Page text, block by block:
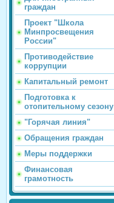
граждан
Проект "Школа
Минпросвещения
России"
Противодействие
коррупции
Капитальный ремонт
Подготовка к
отопительному сезону
"Горячая линия"
Обращения граждан
Меры поддержки
Финансовая
грамотность